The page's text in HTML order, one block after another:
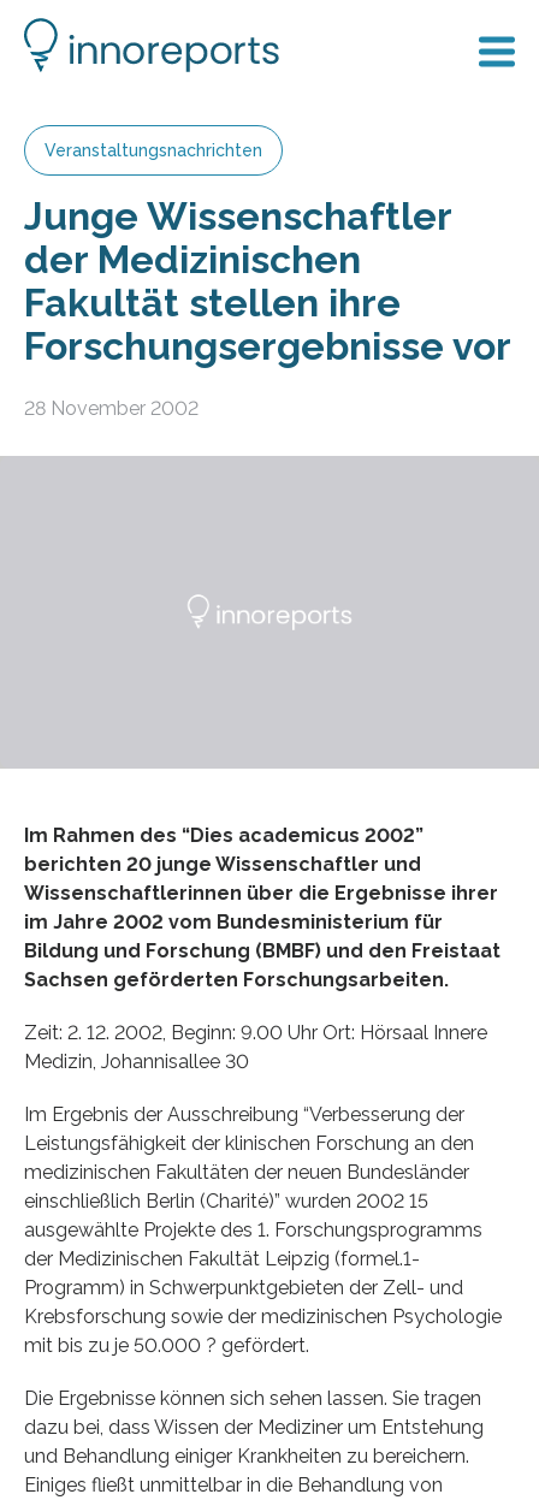
Veranstaltungsnachrichten
Junge Wissenschaftler
der Medizinischen
Fakultät stellen ihre
Forschungsergebnisse vor
28 November 2002
Im Rahmen des “Dies academicus 2002”
berichten 20 junge Wissenschaftler und
Wissenschaftlerinnen über die Ergebnisse ihrer
im Jahre 2002 vom Bundesministerium für
Bildung und Forschung (BMBF) und den Freistaat
Sachsen geförderten Forschungsarbeiten.
Zeit: 2. 12. 2002, Beginn: 9.00 Uhr Ort: Hörsaal Innere
Medizin, Johannisallee 30
Im Ergebnis der Ausschreibung “Verbesserung der
Leistungsfähigkeit der klinischen Forschung an den
medizinischen Fakultäten der neuen Bundesländer
einschließlich Berlin (Charité)” wurden 2002 15
ausgewählte Projekte des 1. Forschungsprogramms
der Medizinischen Fakultät Leipzig (formel.1-
Programm) in Schwerpunktgebieten der Zell- und
Krebsforschung sowie der medizinischen Psychologie
mit bis zu je 50.000 ? gefördert.
Die Ergebnisse können sich sehen lassen. Sie tragen
dazu bei, dass Wissen der Mediziner um Entstehung
und Behandlung einiger Krankheiten zu bereichern.
Einiges fließt unmittelbar in die Behandlung von